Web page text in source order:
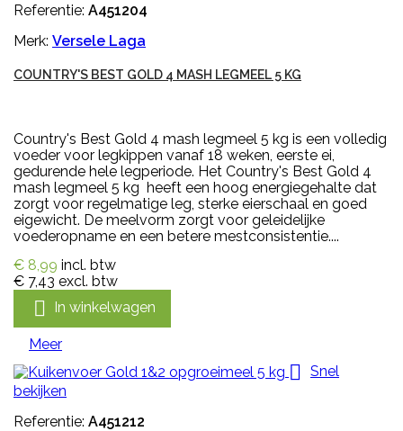
Referentie: A451204
Merk: Versele Laga
COUNTRY'S BEST GOLD 4 MASH LEGMEEL 5 KG
Country's Best Gold 4 mash legmeel 5 kg is een volledig
voeder voor legkippen vanaf 18 weken, eerste ei,
gedurende hele legperiode. Het Country's Best Gold 4
mash legmeel 5 kg heeft een hoog energiegehalte dat
zorgt voor regelmatige leg, sterke eierschaal en goed
eigewicht. De meelvorm zorgt voor geleidelijke
voederopname en een betere mestconsistentie....
€ 8,99 incl. btw
€ 7,43 excl. btw
 In winkelwagen
Meer
 Snel
bekijken
Referentie: A451212